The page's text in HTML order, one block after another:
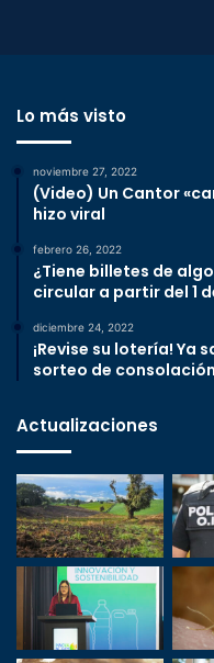
Lo más visto
noviembre 27, 2022
(Video) Un Cantor
hizo viral
febrero 26, 2022
¿Tiene billetes de
circular a partir del 1
diciembre 24, 2022
¡Revise su lotería! Ya
sorteo de consolación
Actualizaciones